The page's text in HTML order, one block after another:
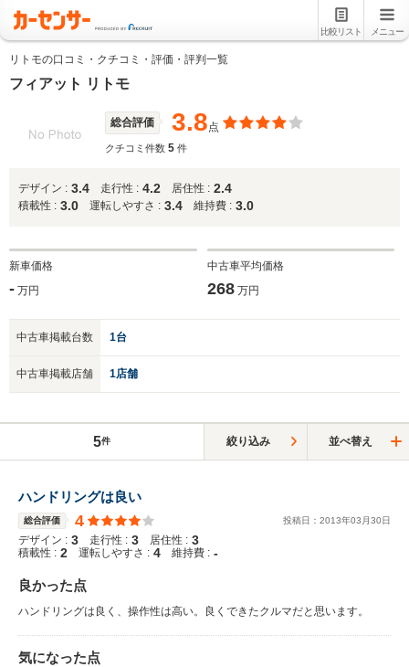
比較リスト メニュー
リトモの口コミ・クチコミ・評価・評判一覧
フィアット リトモ
総合評価 3.8点
クチコミ件数 5 件
デザイン : 3.4 走行性 : 4.2 居住性 : 2.4
積載性 : 3.0 運転しやすさ : 3.4 維持費 : 3.0
新車価格
- 万円
中古車平均価格
268万円
中古車掲載台数 1台
中古車掲載店舗 1店舗
5件 絞り込み 並べ替え
ハンドリングは良い
総合評価 4 投稿日： 2013年03 月30日
デザイン : 3 走行性 : 3 居住性 : 3
積載性 : 2 運転しやすさ : 4 維持費 : -
良かった点
ハンドリングは良く、操作性は高い。良くできたクルマだと思います。
気になった点